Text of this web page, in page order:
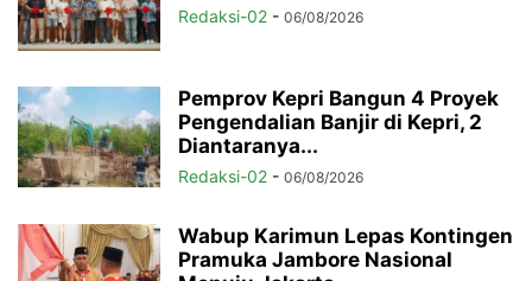
Redaksi-02 - 06/08/2026
Pemprov Kepri Bangun 4 Proyek
Pengendalian Banjir di Kepri, 2
Diantaranya...
Redaksi-02 - 06/08/2026
Wabup Karimun Lepas Kontingen
Pramuka Jambore Nasional